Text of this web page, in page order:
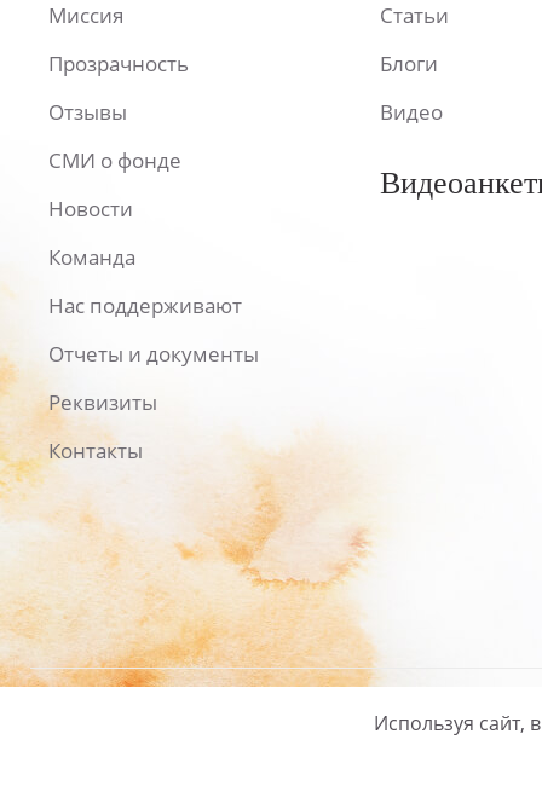
Миссия
Прозрачность
Отзывы
СМИ о фонде
Новости
Команда
Нас поддерживают
Отчеты и документы
Реквизиты
Контакты
Статьи
Блоги
Видео
Политика
Используя сайт,